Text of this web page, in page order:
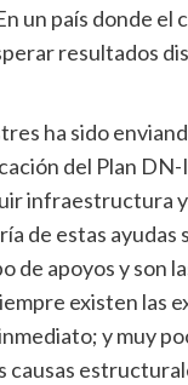
un país donde el
resultados
ha sido
del Plan
infraestructura
de estas ayudas
de apoyos y son
existen las
y muy